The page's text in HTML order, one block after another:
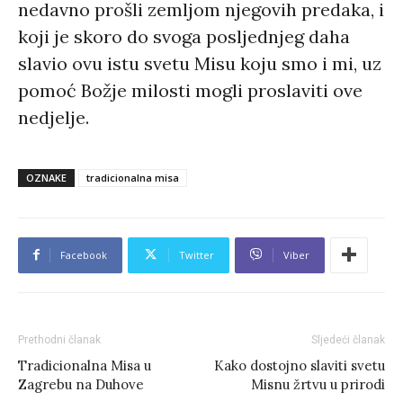
nedavno prošli zemljom njegovih predaka, i
koji je skoro do svoga posljednjeg daha
slavio ovu istu svetu Misu koju smo i mi, uz
pomoć Božje milosti mogli proslaviti ove
nedjelje.
OZNAKE tradicionalna misa
Facebook Twitter Viber
Prethodni članak
Tradicionalna Misa u
Zagrebu na Duhove
Sljedeći članak
Kako dostojno slaviti svetu
Misnu žrtvu u prirodi